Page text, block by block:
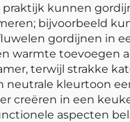
praktijk kunnen
bijvoorbeeld
gordijnen in
warmte toevoegen
terwijl strakke
neutrale kleurtoon
creëren in een
aspecten